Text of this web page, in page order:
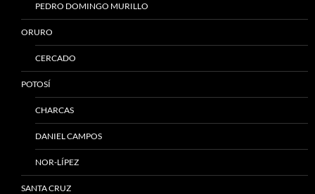
PEDRO DOMINGO MURILLO
ORURO
CERCADO
POTOSÍ
CHARCAS
DANIEL CAMPOS
NOR-LÍPEZ
SANTA CRUZ